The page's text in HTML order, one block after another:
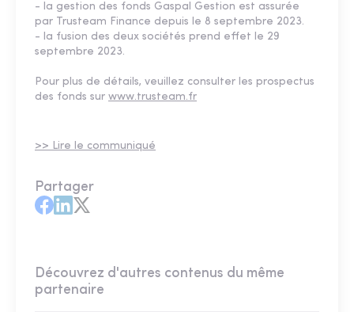
- la gestion des fonds Gaspal Gestion est assurée
par Trusteam Finance depuis le 8 septembre 2023.
- la fusion des deux sociétés prend effet le 29
septembre 2023.
Pour plus de détails, veuillez consulter les prospectus
des fonds sur www.trusteam.fr
>> Lire le communiqué
Partager
Découvrez d'autres contenus du même
partenaire